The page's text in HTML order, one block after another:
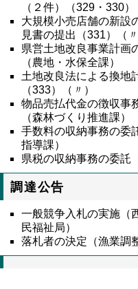
（２件）（329 ・330）
大規模小売店舗の新設
見書の提出（331）（〃
県営土地改良事業計画
（農地・水保全課）
土地改良法による換地
（333）（〃）
物品売払代金の徴収事
（森林づくり推進課）
手数料の収納事務の委
指導課）
県税の収納事務の委託
調達公告
一般競争入札の実施（
民福祉局）
落札者の決定（漁業調